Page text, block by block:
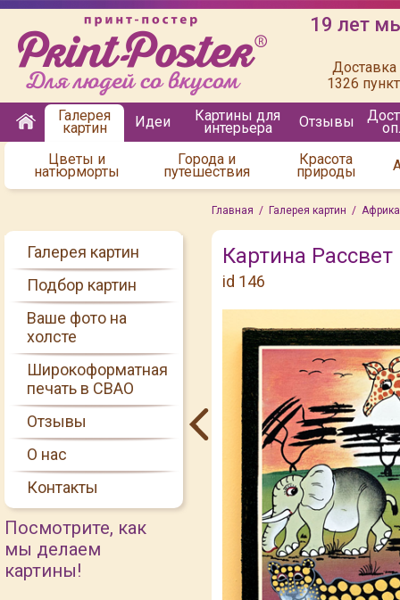
19 лет
Доставка
1326
Галерея
картин
Цветы и
натюрморты
Города и
путешествия
Красота
природы
Идеи Картины для
интерьера Отзывы
Галерея картин
Подбор картин
Ваше фото на
холсте
Широкоформатная
печать в СВАО
Отзывы
О нас
Контакты
Посмотрите, как
мы делаем
картины!
Главная / Галерея картин /
Картина
id 146